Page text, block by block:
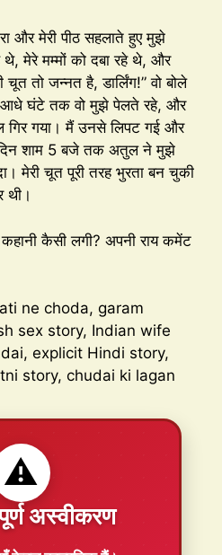
और मेरी पीठ सहलाते हुए मुझे
मेरे मम्मों को दबा रहे थे, और
तो जन्नत है, डार्लिंग!” वो बोले
घंटे तक वो मुझे पेलते रहे, और
गिर गया। मैं उनसे लिपट गई और
शाम 5 बजे तक अतुल ने मुझे
मेरी चूत पूरी तरह भुरता बन चुकी
कैसी लगी? अपनी राय कमेंट
ne choda, garam
sex story, Indian wife
explicit Hindi story,
story, chudai ki lagan
⚠️
अस्वीकरण